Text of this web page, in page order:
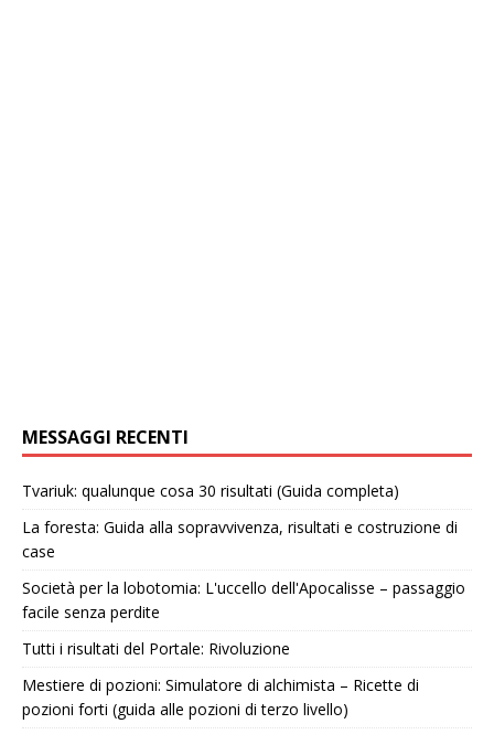
MESSAGGI RECENTI
Tvariuk: qualunque cosa 30 risultati (Guida completa)
La foresta: Guida alla sopravvivenza, risultati e costruzione di
case
Società per la lobotomia: L'uccello dell'Apocalisse – passaggio
facile senza perdite
Tutti i risultati del Portale: Rivoluzione
Mestiere di pozioni: Simulatore di alchimista – Ricette di
pozioni forti (guida alle pozioni di terzo livello)